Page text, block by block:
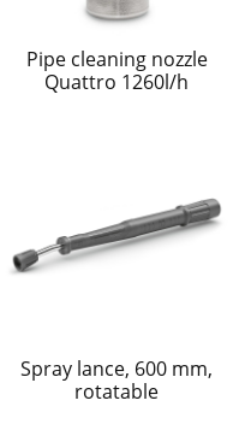
Pipe cleaning nozzle
Quattro 1260l/h
Spray lance, 600 mm,
rotatable